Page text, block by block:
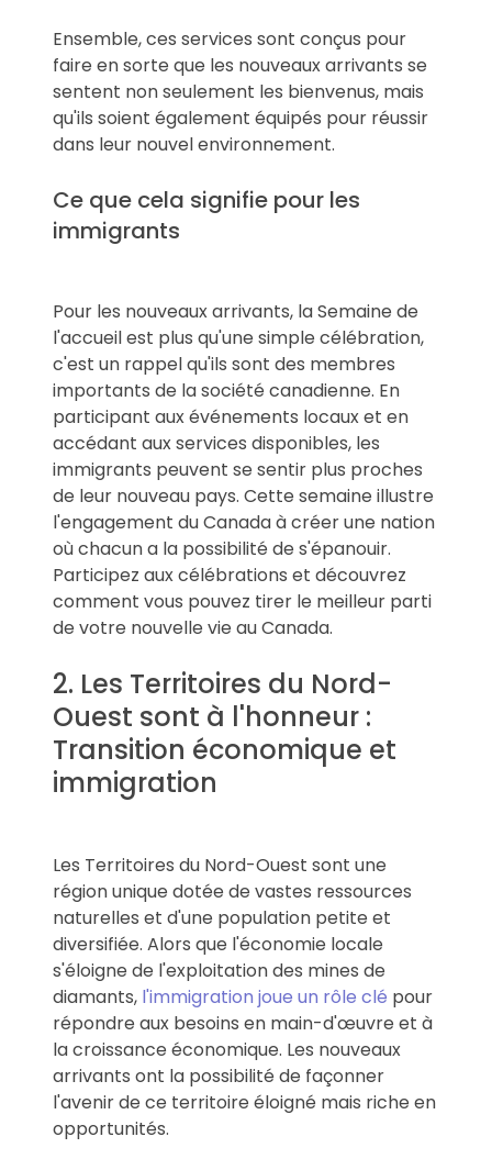
Ensemble, ces services sont conçus pour
faire en sorte que les nouveaux arrivants se
sentent non seulement les bienvenus, mais
qu'ils soient également équipés pour réussir
dans leur nouvel environnement.
Ce que cela signifie pour les
immigrants
Pour les nouveaux arrivants, la Semaine de
l'accueil est plus qu'une simple célébration,
c'est un rappel qu'ils sont des membres
importants de la société canadienne. En
participant aux événements locaux et en
accédant aux services disponibles, les
immigrants peuvent se sentir plus proches
de leur nouveau pays. Cette semaine illustre
l'engagement du Canada à créer une nation
où chacun a la possibilité de s'épanouir.
Participez aux célébrations et découvrez
comment vous pouvez tirer le meilleur parti
de votre nouvelle vie au Canada.
2. Les Territoires du Nord-
Ouest sont à l'honneur :
Transition économique et
immigration
Les Territoires du Nord-Ouest sont une
région unique dotée de vastes ressources
naturelles et d'une population petite et
diversifiée. Alors que l'économie locale
s'éloigne de l'exploitation des mines de
diamants, l'immigration joue un rôle clé pour
répondre aux besoins en main-d'œuvre et à
la croissance économique. Les nouveaux
arrivants ont la possibilité de façonner
l'avenir de ce territoire éloigné mais riche en
opportunités.